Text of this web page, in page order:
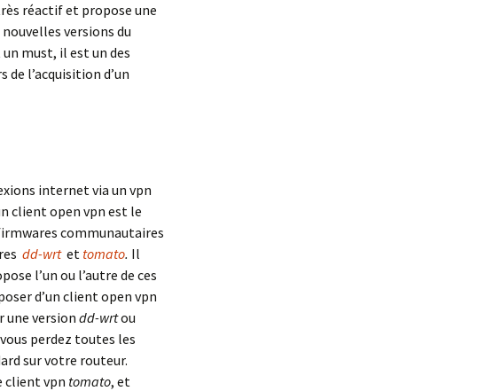
réactif et propose une
versions du
must, il est un des
de l’acquisition d’un
internet via un vpn
client open vpn est le
communautaires
dd-wrtet tomato. Il
l’un ou l’autre de ces
d’un client open vpn
une version dd-wrtou
perdez toutes les
sur votre routeur.
client vpn tomato, et